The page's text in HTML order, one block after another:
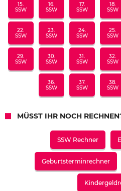
15.
SSW
16.
SSW
17.
SSW
18.
SSW
22.
SSW
23.
SSW
24.
SSW
25.
SSW
29.
SSW
30.
SSW
31.
SSW
32.
SSW
36.
SSW
37.
SSW
38.
SSW
MÜSST IHR NOCH
SSW Rechner
Geburtsterminrechner